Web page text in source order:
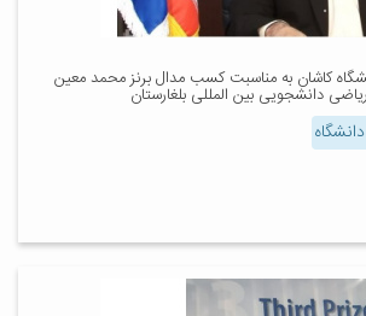
کاشان به مناسبت کسب مدال برنز محمد معین
دانشجویی بین المللی بلغارستان